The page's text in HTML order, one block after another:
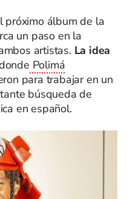
próximo álbum de la
un paso en la
artistas. La idea
Polimá
para trabajar en un
búsqueda de
en español.